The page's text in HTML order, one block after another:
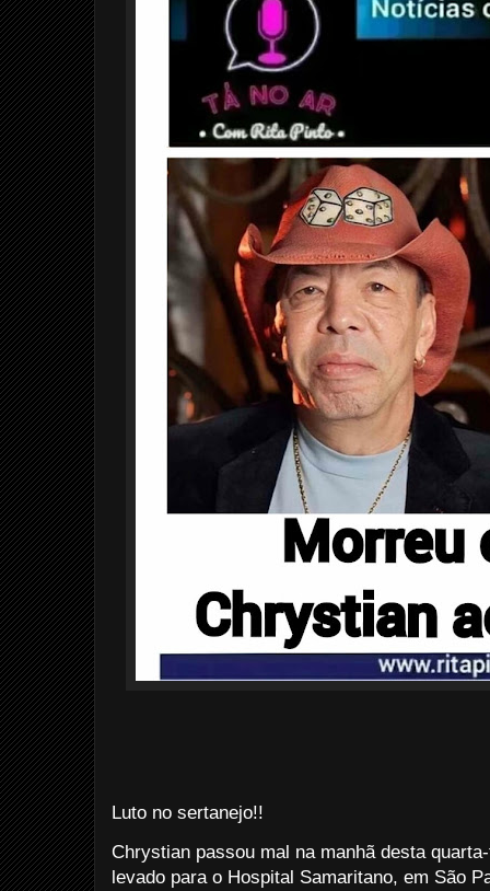
Luto no sertanejo!!
Chrystian passou mal na manhã desta
levado para o Hospital Samaritano, em São